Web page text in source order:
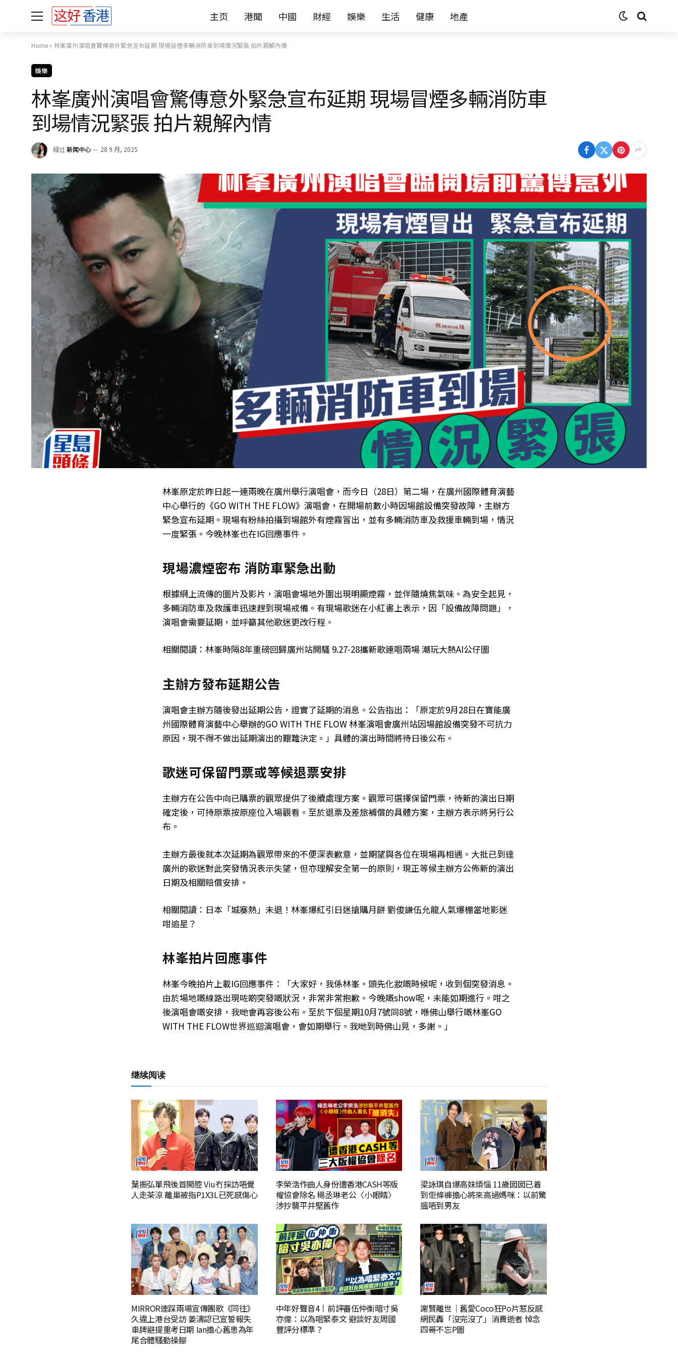
主页 港聞 中國 財經 娛樂 生活 健康 地產
Home » 林峯廣州演唱會驚傳意外緊急宣布延期 現場冒煙多輛消防車到場情況緊張 拍片親解內情
娛樂
林峯廣州演唱會驚傳意外緊急宣布延期 現場冒煙多輛消防車
到場情況緊張 拍片親解內情
经过 新闻中心 28 9 月, 2025
林峯原定於昨日起一連兩晚在廣州舉行演唱會，而今日（28日）第二場，在廣州國際體育演藝
中心舉行的《GO WITH THE FLOW》演唱會，在開場前數小時因場館設備突發故障，主辦方
緊急宣布延期。現場有粉絲拍攝到場館外有煙霧冒出，並有多輛消防車及救援車輛到場，情況
一度緊張。今晚林峯也在IG回應事件。
現場濃煙密布 消防車緊急出動
根據網上流傳的圖片及影片，演唱會場地外圍出現明顯煙霧，並伴隨燒焦氣味。為安全起見，
多輛消防車及救護車迅速趕到現場戒備。有現場歌迷在小紅書上表示，因「設備故障問題」，
演唱會需要延期，並呼籲其他歌迷更改行程。
相關閱讀：林峯時隔8年重磅回歸廣州站開騷 9.27-28攜新歌連唱兩場 潮玩大熱AI公仔圖
主辦方發布延期公告
演唱會主辦方隨後發出延期公告，證實了延期的消息。公告指出：「原定於9月28日在寶能廣
州國際體育演藝中心舉辦的GO WITH THE FLOW 林峯演唱會廣州站因場館設備突發不可抗力
原因，現不得不做出延期演出的艱難決定。」具體的演出時間將待日後公布。
歌迷可保留門票或等候退票安排
主辦方在公告中向已購票的觀眾提供了後續處理方案。觀眾可選擇保留門票，待新的演出日期
確定後，可持原票按原座位入場觀看。至於退票及差旅補償的具體方案，主辦方表示將另行公
布。
主辦方最後就本次延期為觀眾帶來的不便深表歉意，並期望與各位在現場再相遇。大批已到達
廣州的歌迷對此突發情況表示失望，但亦理解安全第一的原則，現正等候主辦方公佈新的演出
日期及相關賠償安排。
相關閱讀：日本「城寨熱」未退！林峯爆紅引日迷搶購月餅 劉俊謙伍允龍人氣爆棚當地影迷
咁追星？
林峯拍片回應事件
林峯今晚拍片上載IG回應事件：「大家好，我係林峯。頭先化妝嘅時候呢，收到個突發消息。
由於場地嘅線路出現咗啲突發嘅狀況，非常非常抱歉。今晚嘅show呢，未能如期進行。咁之
後演唱會嘅安排，我哋會再容後公布。至於下個星期10月7號同8號，喺佛山舉行嘅林峯GO
WITH THE FLOW世界巡迴演唱會，會如期舉行。我哋到時佛山見，多謝。」
继续阅读
葉振弘單飛後首開腔 Viu冇採訪唔覺
人走茶涼 離巢被指P1X3L已死感傷心
李榮浩作曲人身份遭香港CASH等版
權協會除名 楊丞琳老公〈小眼睛〉
涉抄襲平井堅舊作
梁詠琪自爆高妹煩惱 11歲囡囡已着
到佢條褲擔心將來高過媽咪：以前驚
搵唔到男友
MIRROR連踩兩場宣傳團歌《同往》
久違上港台受訪 姜濤認已宣誓報失
車牌避提重考日期 Ian擔心舊患為年
尾合體騷勤操腳
中年好聲音4丨前評審伍仲衡暗寸吳
亦偉：以為唱緊泰文 避談好友周國
豐評分標準？
謝賢離世｜舊愛Coco狂Po片惹反感
網民轟「沒完沒了」消費逝者 悼念
四哥不忘P圖